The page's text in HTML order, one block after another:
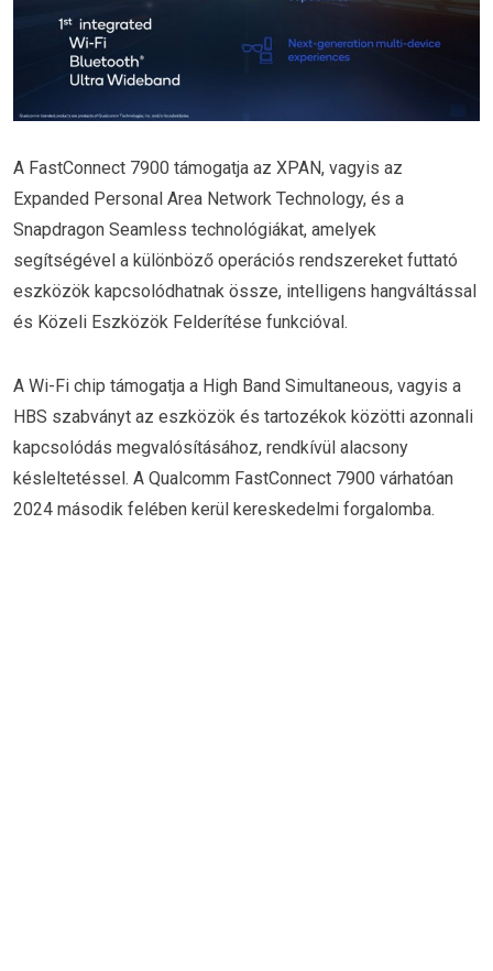
A FastConnect 7900 támogatja az XPAN, vagyis az
Expanded Personal Area Network Technology, és a
Snapdragon Seamless technológiákat, amelyek
segítségével a különböző operációs rendszereket futtató
eszközök kapcsolódhatnak össze, intelligens hangváltással
és Közeli Eszközök Felderítése funkcióval.
A Wi-Fi chip támogatja a High Band Simultaneous, vagyis a
HBS szabványt az eszközök és tartozékok közötti azonnali
kapcsolódás megvalósításához, rendkívül alacsony
késleltetéssel. A Qualcomm FastConnect 7900 várhatóan
2024 második felében kerül kereskedelmi forgalomba.